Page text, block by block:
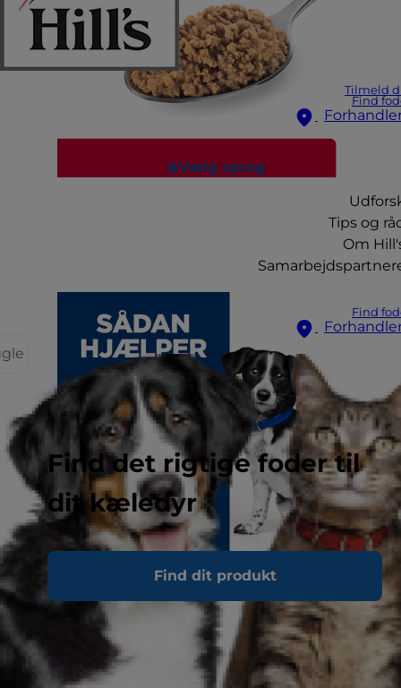
Tilmeld
Find
Vælg sprog
Tips og
Om
Find
Find det rigtige foder til
dit kæledyr
Find dit produkt